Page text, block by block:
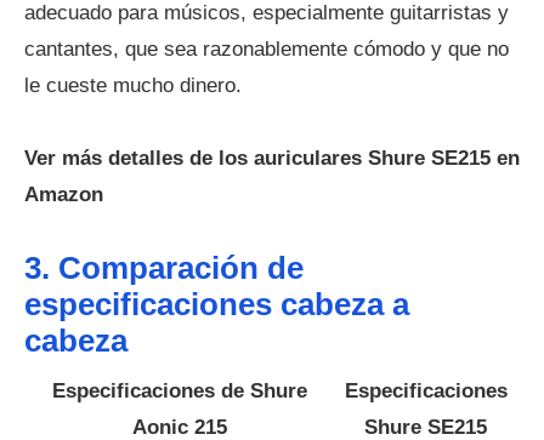
adecuado para músicos, especialmente guitarristas y
cantantes, que sea razonablemente cómodo y que no
le cueste mucho dinero.
Ver más detalles de los auriculares Shure SE215 en
Amazon
3. Comparación de
especificaciones cabeza a
cabeza
Especificaciones de Shure
Aonic 215
Especificaciones
Shure SE215